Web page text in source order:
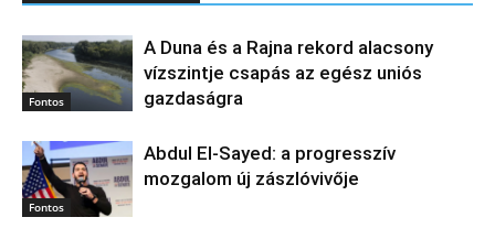
Fontos
A Duna és a Rajna rekord alacsony
vízszintje csapás az egész uniós
gazdaságra
Fontos
Abdul El‑Sayed: a progresszív
mozgalom új zászlóvivője